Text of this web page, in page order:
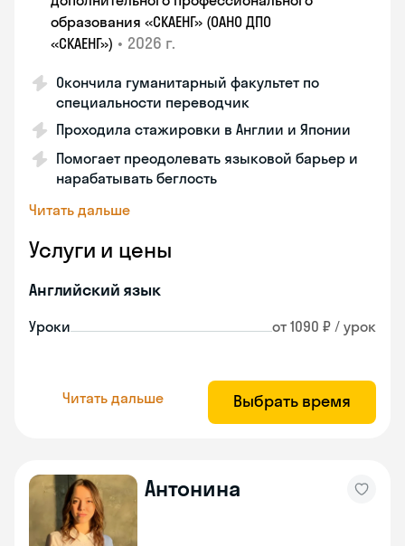
образования «СКАЕНГ» (ОАНО ДПО
«СКАЕНГ») • 2026 г.
Окончила гуманитарный факультет по
специальности переводчик
Проходила стажировки в Англии и Японии
Помогает преодолевать языковой барьер и
нарабатывать беглость
Читать дальше
Услуги и цены
Английский язык
Уроки от 1090 ₽ / урок
Читать дальше Выбрать время
Антонина